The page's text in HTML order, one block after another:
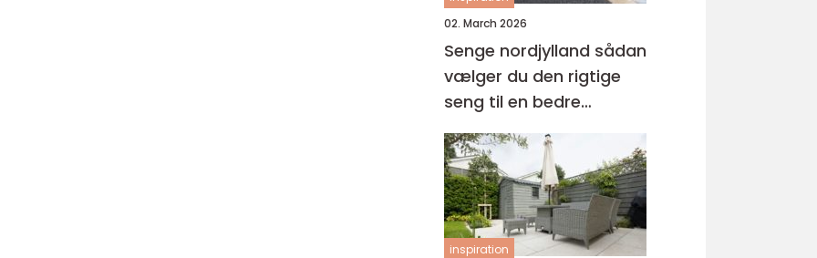
02. March 2026
Senge nordjylland sådan
vælger du den rigtige
seng til en bedre
nattesøvn
inspiration